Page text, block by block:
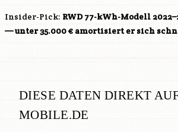
Insider-Pick: RWD 77-kWh-Modell
— unter 35.000 € amortisiert er sich
DIESE DATEN DIREKT
MOBILE.DE